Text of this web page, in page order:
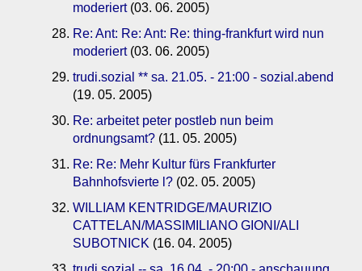
moderiert(03. 06. 2005)
Re: Ant: Re: Ant: Re: thing-frankfurt wird nun
moderiert(03. 06. 2005)
trudi.sozial ** sa. 21.05. - 21:00 - sozial.abend
(19. 05. 2005)
Re: arbeitet peter postleb nun beim
ordnungsamt? (11. 05. 2005)
Re: Re: Mehr Kultur fürs Frankfurter
Bahnhofsvierte l? (02. 05. 2005)
WILLIAM KENTRIDGE/MAURIZIO
CATTELAN/MASSIMILIANO GIONI/ALI
SUBOTNICK (16. 04. 2005)